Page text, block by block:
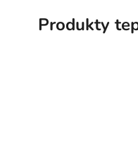
Produkty